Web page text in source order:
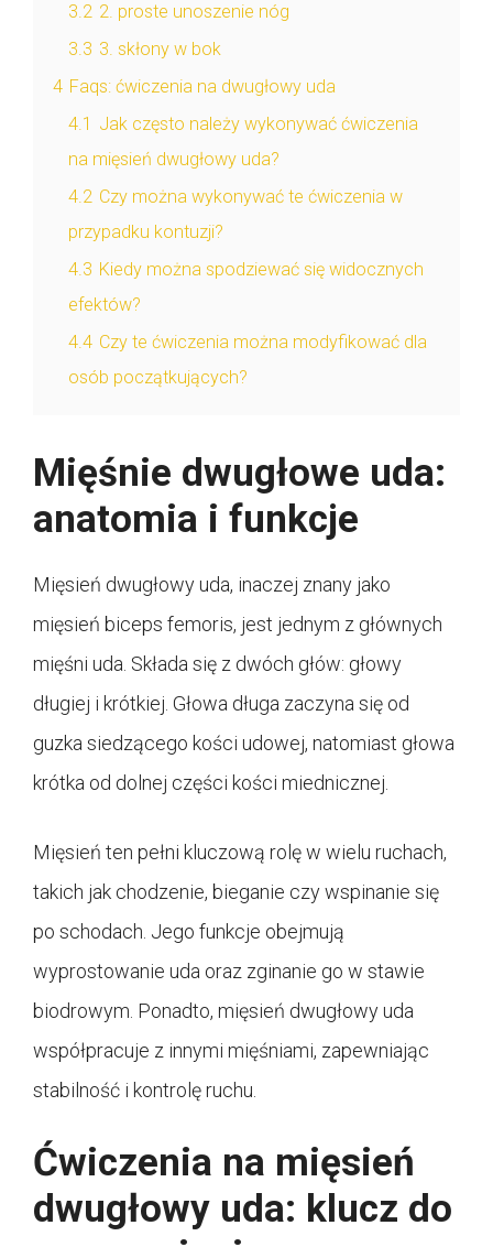
3.2 2. proste unoszenie nóg
3.3 3. skłony w bok
4 Faqs: ćwiczenia na dwugłowy uda
4.1 Jak często należy wykonywać ćwiczenia
na mięsień dwugłowy uda?
4.2 Czy można wykonywać te ćwiczenia w
przypadku kontuzji?
4.3 Kiedy można spodziewać się widocznych
efektów?
4.4 Czy te ćwiczenia można modyfikować dla
osób początkujących?
Mięśnie dwugłowe uda:
anatomia i funkcje
Mięsień dwugłowy uda, inaczej znany jako
mięsień biceps femoris, jest jednym z głównych
mięśni uda. Składa się z dwóch głów: głowy
długiej i krótkiej. Głowa długa zaczyna się od
guzka siedzącego kości udowej, natomiast głowa
krótka od dolnej części kości miednicznej.
Mięsień ten pełni kluczową rolę w wielu ruchach,
takich jak chodzenie, bieganie czy wspinanie się
po schodach. Jego funkcje obejmują
wyprostowanie uda oraz zginanie go w stawie
biodrowym. Ponadto, mięsień dwugłowy uda
współpracuje z innymi mięśniami, zapewniając
stabilność i kontrolę ruchu.
Ćwiczenia na mięsień
dwugłowy uda: klucz do